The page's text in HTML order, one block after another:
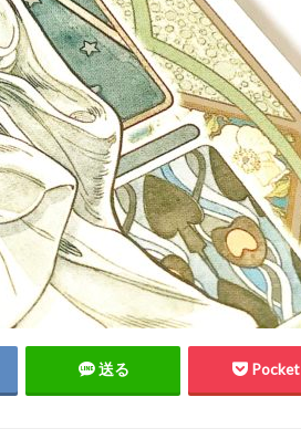
送る Pocket